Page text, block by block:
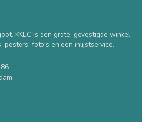
KKEC is een grote, gevestigde winkel
posters, foto's en een inlijstservice.